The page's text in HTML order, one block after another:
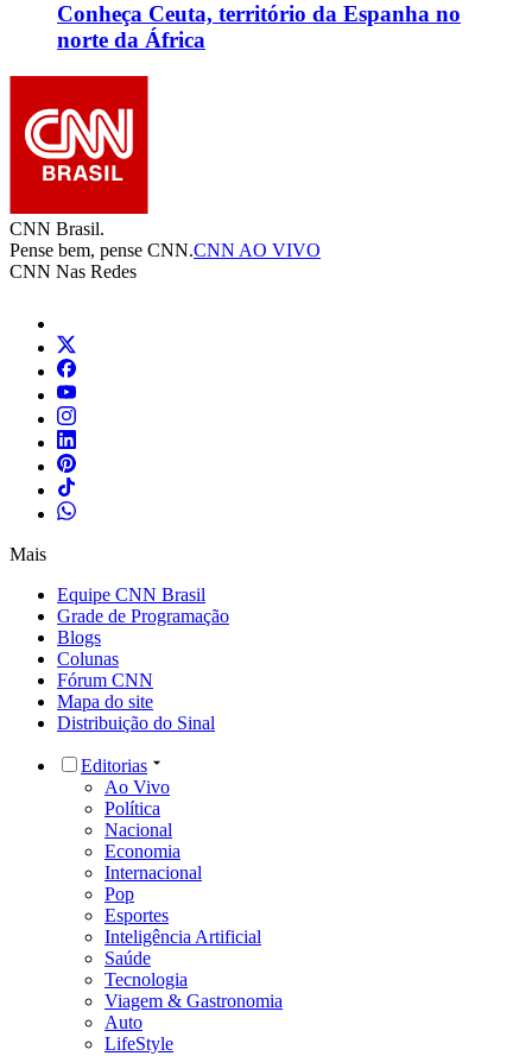
Conheça Ceuta, território da Espanha no
norte da África
CNN Brasil.
Pense bem, pense CNN.CNN AO VIVO
CNN Nas Redes
Mais
Equipe CNN Brasil
Grade de Programação
Blogs
Colunas
Fórum CNN
Mapa do site
Distribuição do Sinal
Editorias
Ao Vivo
Política
Nacional
Economia
Internacional
Pop
Esportes
Inteligência Artificial
Saúde
Tecnologia
Viagem & Gastronomia
Auto
LifeStyle